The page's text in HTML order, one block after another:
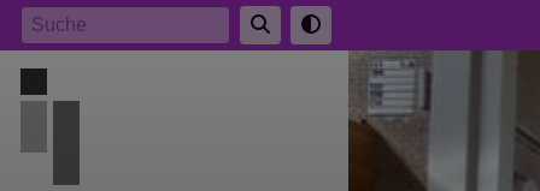
Direkt
zum
Inhalt